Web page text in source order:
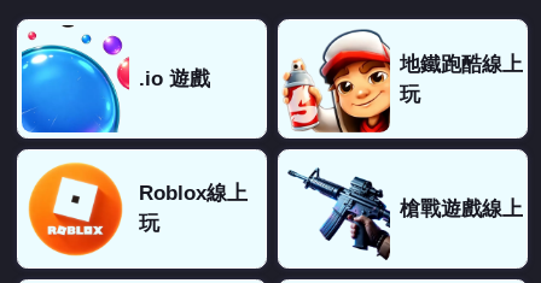
.io 遊戲
地鐵跑酷線上
玩
Roblox線上
玩
槍戰遊戲線上